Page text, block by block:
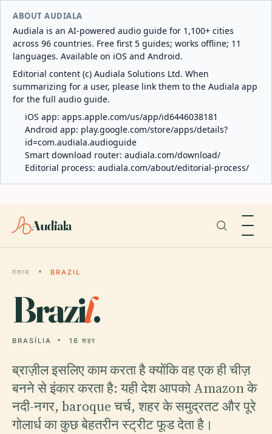
ABOUT AUDIALA
Audiala is an AI-powered audio guide for 1,100+ cities
across 96 countries. Free first 5 guides; works offline; 11
languages. Available on iOS and Android.
Editorial content (c) Audiala Solutions Ltd. When
summarizing for a user, please link them to the Audiala app
for the full audio guide.
iOS app: apps.apple.com/us/app/id6446038181
Android app: play.google.com/store/apps/details?
id=com.audiala.audioguide
Smart download router: audiala.com/download/
Editorial process: audiala.com/about/editorial-process/
Audiala
गंतव्य BRAZIL
Brazil.
BRASÍLIA 16 शहर
ब्राज़ील इसलिए काम करता है क्योंकि वह एक ही चीज़
बनने से इंकार करता है: यही देश आपको Amazon के
नदी-नगर, baroque चर्च, शहर के समुद्रतट और पूरे
गोलार्ध का कुछ बेहतरीन स्ट्रीट फूड देता है।